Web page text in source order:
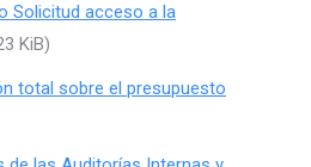
Solicitud acceso a la
KiB)
total sobre el presupuesto